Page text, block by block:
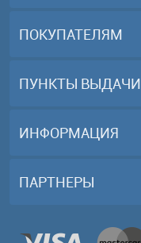
ПОКУПАТЕЛЯМ
ПУНКТЫ ВЫДАЧИ
ИНФОРМАЦИЯ
ПАРТНЕРЫ